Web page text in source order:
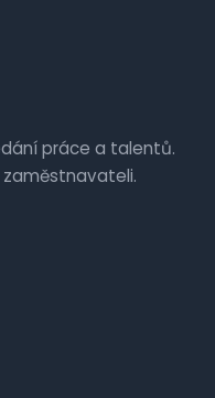
práce a talentů.